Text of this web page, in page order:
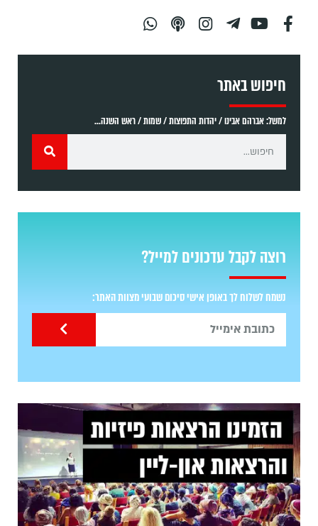
חיפוש באתר
למשל: אברהם אבינו / יהדות התפוצות / שמות / ראש השנה...
רוצה לקבל עדכונים למייל?
נשמח לשלוח לך באופן אישי סיכום שבועי מצוות האתר: